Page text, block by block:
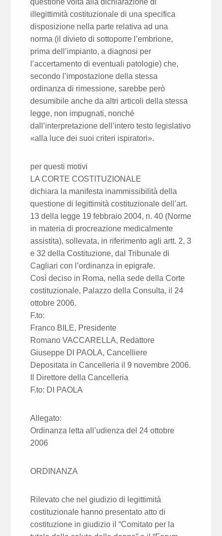
illegittimità costituzionale di una specifica
disposizione nella parte relativa ad una
norma (il divieto di sottoporre l’embrione,
prima dell’impianto, a diagnosi per
l’accertamento di eventuali patologie) che,
secondo l’impostazione della stessa
ordinanza di rimessione, sarebbe però
desumibile anche da altri articoli della stessa
legge, non impugnati, nonché
dall’interpretazione dell’intero testo legislativo
«alla luce dei suoi criteri ispiratori».
per questi motivi
LA CORTE COSTITUZIONALE
dichiara la manifesta inammissibilità della
questione di legittimità costituzionale dell’art.
13 della legge 19 febbraio 2004, n. 40 (Norme
in materia di procreazione medicalmente
assistita), sollevata, in riferimento agli artt. 2, 3
e 32 della Costituzione, dal Tribunale di
Cagliari con l’ordinanza in epigrafe.
Così deciso in Roma, nella sede della Corte
costituzionale, Palazzo della Consulta, il 24
ottobre 2006.
F.to:
Franco BILE, Presidente
Romano VACCARELLA, Redattore
Giuseppe DI PAOLA, Cancelliere
Depositata in Cancelleria il 9 novembre 2006.
Il Direttore della Cancelleria
F.to: DI PAOLA
Allegato:
Ordinanza letta all’udienza del 24 ottobre
2006
ORDINANZA
Rilevato che nel giudizio di legittimità
costituzionale hanno presentato atto di
costituzione in giudizio il “Comitato per la